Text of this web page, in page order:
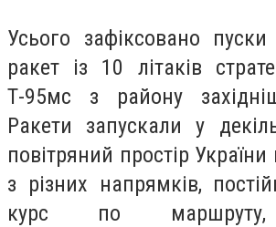
Усього зафіксовано
ракет із 10 літаків
Т-95мс з району
Ракети запускали у
повітряний простір
з різних напрямків,
курс по маршруту,